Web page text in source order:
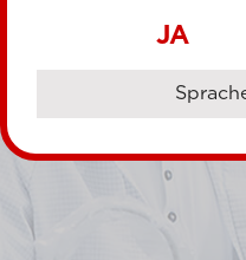
Serviceleistungen
JA